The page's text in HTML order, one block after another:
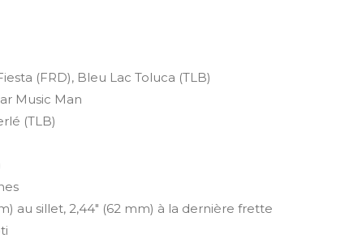
(FRD), Bleu Lac Toluca (TLB)
Music Man
(TLB)
au sillet, 2,44" (62 mm) à la dernière frette